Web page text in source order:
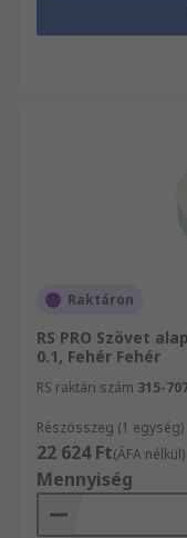
Raktáron
RS PRO Szövet
0.1, Fehér Fehér
RS raktári szám 315-
Részösszeg (1 egység)
22 624 Ft(ÁFA nélkül)
Mennyiség